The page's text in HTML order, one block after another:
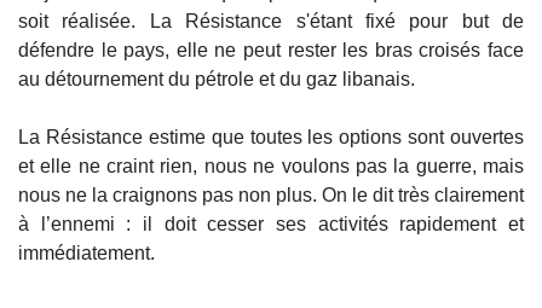
soit réalisée. La Résistance s'étant fixé pour but de
défendre le pays, elle ne peut rester les bras croisés face
au détournement du pétrole et du gaz libanais.
La Résistance estime que toutes les options sont ouvertes
et elle ne craint rien, nous ne voulons pas la guerre, mais
nous ne la craignons pas non plus. On le dit très clairement
à l’ennemi : il doit cesser ses activités rapidement et
immédiatement.